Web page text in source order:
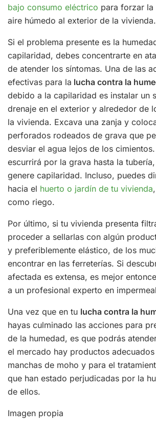
bajo consumo eléctrico para forzar
aire húmedo al exterior de la vivienda.
Si el problema presente es la
capilaridad, debes concentrarte en
de atender los síntomas. Una de las
efectivas para la lucha contra la
debido a la capilaridad es instalar un
drenaje en el exterior y alrededor de
la vivienda. Excava una zanja y
perforados rodeados de grava que
desviar el agua lejos de los
escurrirá por la grava hasta la
genere capilaridad. Incluso, puedes
hacia el huerto o jardín de tu vivienda
como riego.
Por último, si tu vivienda presenta
proceder a sellarlas con algún
y preferiblemente elástico, de los
encontrar en las ferreterías. Si
afectada es extensa, es mejor
a un profesional experto en
Una vez que en tu lucha contra la
hayas culminado las acciones para
de la humedad, es que podrás
el mercado hay productos
manchas de moho y para el
que han estado perjudicadas por la
de ellos.
Imagen propia